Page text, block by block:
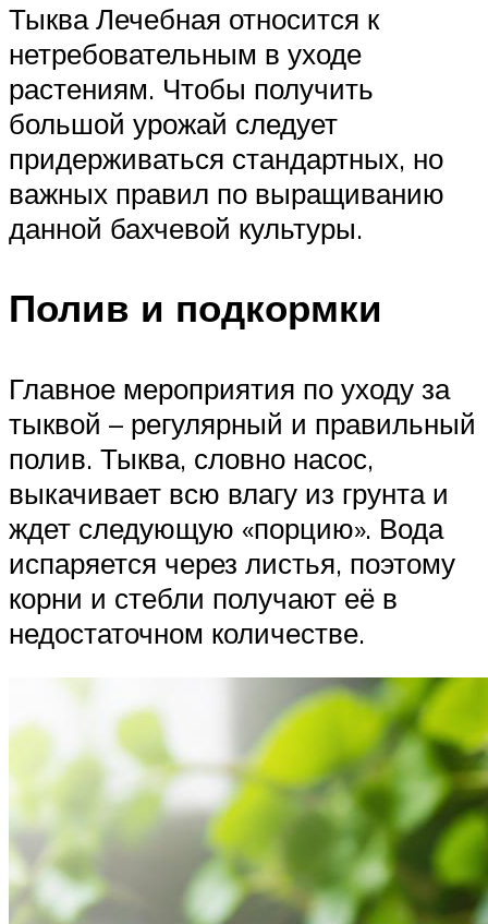
Тыква Лечебная относится к
нетребовательным в уходе
растениям. Чтобы получить
большой урожай следует
придерживаться стандартных, но
важных правил по выращиванию
данной бахчевой культуры.
Полив и подкормки
Главное мероприятия по уходу за
тыквой – регулярный и правильный
полив. Тыква, словно насос,
выкачивает всю влагу из грунта и
ждет следующую «порцию». Вода
испаряется через листья, поэтому
корни и стебли получают её в
недостаточном количестве.